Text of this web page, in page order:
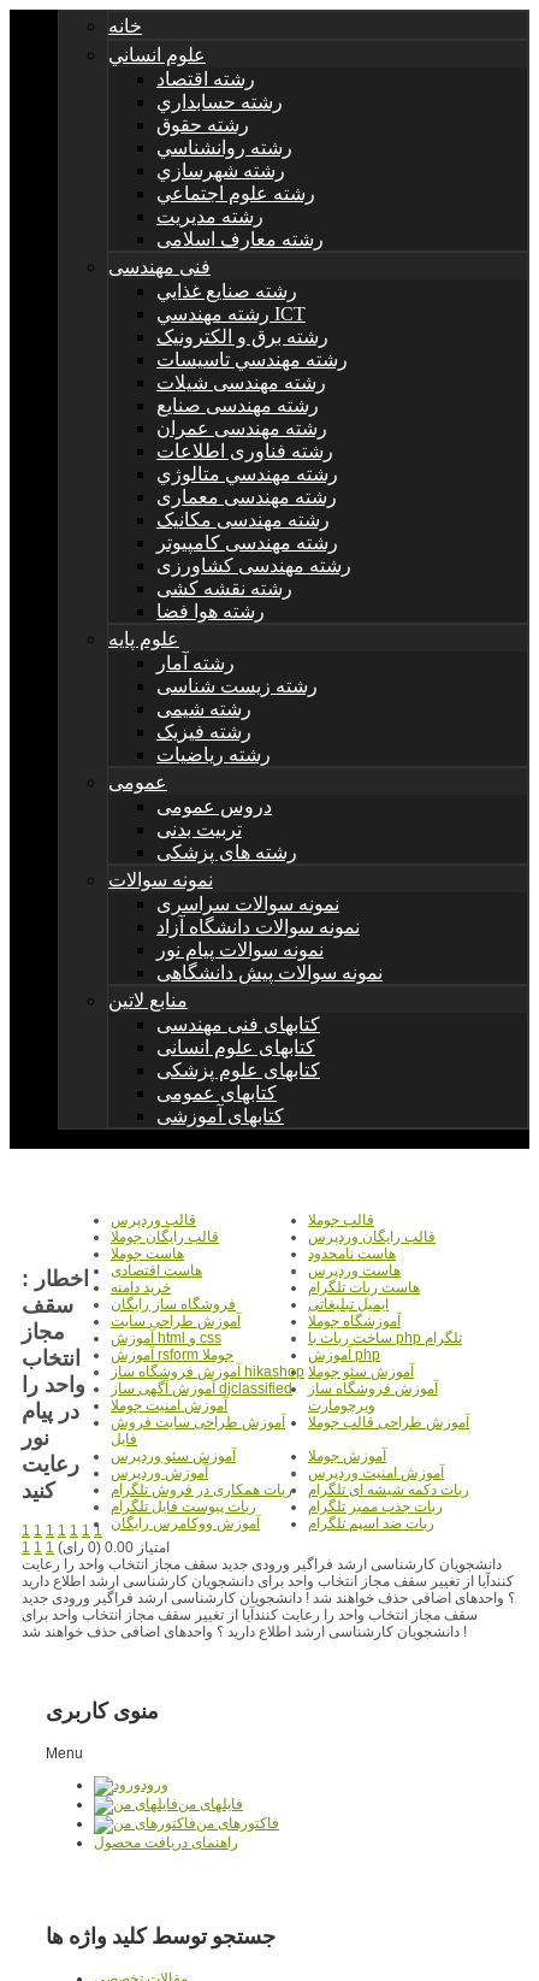
خانه
علوم انساني
رشته اقتصاد
رشته حسابداري
رشته حقوق
رشته روانشناسي
رشته شهرسازي
رشته علوم اجتماعي
رشته مديريت
رشته معارف اسلامی
فنی مهندسی
رشته صنايع غذايي
رشته مهندسي ICT
رشته برق و الکترونيک
رشته مهندسي تاسيسات
رشته مهندسی شیلات
رشته مهندسی صنایع
رشته مهندسی عمران
رشته فناوری اطلاعات
رشته مهندسي متالوژي
رشته مهندسی معماری
رشته مهندسی مکانیک
رشته مهندسی کامپیوتر
رشته مهندسی کشاورزی
رشته نقشه کشی
رشته هوا فضا
علوم پایه
رشته آمار
رشته زیست شناسی
رشته شیمی
رشته فیزیک
رشته ریاضیات
عمومی
دروس عمومی
تربیت بدنی
رشته های پزشکی
نمونه سوالات
نمونه سوالات سراسری
نمونه سوالات دانشگاه آزاد
نمونه سوالات پیام نور
نمونه سوالات پیش دانشگاهی
منابع لاتین
کتابهای فنی مهندسی
کتابهای علوم انسانی
کتابهای علوم پزشکی
کتابهای عمومی
کتابهای آموزشی
قالب جوملا
قالب وردپرس
قالب رایگان وردپرس
قالب رایگان جوملا
هاست نامحدود
هاست جوملا
هاست وردپرس
هاست اقتصادی
هاست ربات تلگرام
خرید دامنه
ایمیل تبلیغاتی
فروشگاه ساز رایگان
آموزشگاه جوملا
آموزش طراحی سایت
ساخت ربات با php تلگرام
آموزش html و css
آموزش php
آموزش rsform جوملا
آموزش سئو جوملا آموزش فروشگاه ساز hikashop
آموزش فروشگاه ساز
ویرچومارت
آموزش آگهی ساز djclassified
آموزش امنیت جوملا
آموزش طراحی قالب جوملا
آموزش طراحی سایت فروش
فایل
آموزش جوملا
آموزش سئو وردپرس
آموزش امنیت وردپرس
آموزش وردپرس
ربات دکمه شیشه ای تلگرام
ربات همکاری در فروش تلگرام
ربات جذب ممبر تلگرام
ربات پیوست فایل تلگرام
ربات ضد اسپم تلگرام
آموزش ووکامرس رایگان
اخطار :
سقف
مجاز
انتخاب
واحد را
در پیام
نور
رعایت
کنید
1 1 1 1 1 1 1
1 1 1
امتیاز 0.00 (0 رای)
دانشجویان کارشناسی ارشد فراگیر ورودی جدید سقف مجاز انتخاب واحد را رعایت
کنندآیا از تغییر سقف مجاز انتخاب واحد برای دانشجویان کارشناسی ارشد اطلاع دارید
؟ واحدهای اضافی حذف خواهند شد ! دانشجویان کارشناسی ارشد فراگیر ورودی جدید
سقف مجاز انتخاب واحد را رعایت کنندآیا از تغییر سقف مجاز انتخاب واحد برای
دانشجویان کارشناسی ارشد اطلاع دارید ؟ واحدهای اضافی حذف خواهند شد !
منوی کاربری
Menu
ورود
فایلهای من
فاکتورهای من
راهنمای دریافت محصول
جستجو توسط کلید واژه ها